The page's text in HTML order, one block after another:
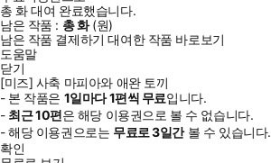
총 화대여 완료했습니다.
남은 작품 : 총화(원)
남은 작품 결제하기 대여한 작품 바로보기
도움말
닫기
[미즈] 사축 마피아와 애완 토끼
- 본 작품은 1일마다1편씩 무료입니다.
- 최근10편은 해당 이용권으로 볼 수 없습니다.
- 해당 이용권으로는 무료로3일간볼 수 있습니다.
확인